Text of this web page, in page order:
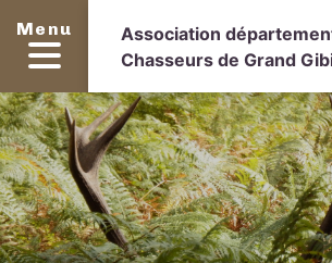
Menu
Association
Chasseurs de Grand